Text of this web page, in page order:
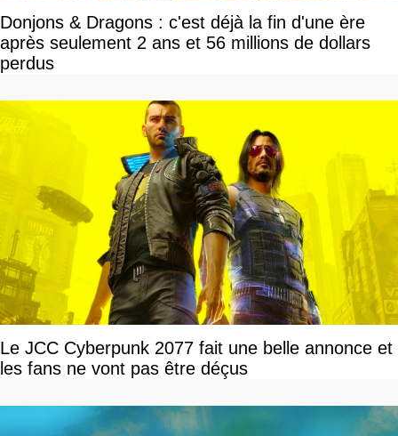
Donjons & Dragons : c'est déjà la fin d'une ère
après seulement 2 ans et 56 millions de dollars
perdus
Le JCC Cyberpunk 2077 fait une belle annonce et
les fans ne vont pas être déçus